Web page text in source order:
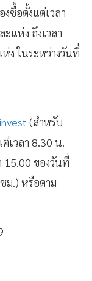
งซื้อตั้งแต่เวลา
แห่ง ถึงเวลา
ง ในระหว่างวันที่
(สำหรับ
เวลา 8.30 น.
15.00 ของวันที่
ม.) หรือตาม